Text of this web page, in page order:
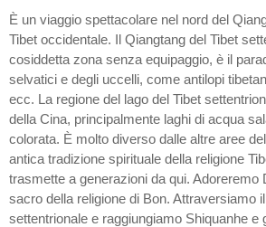
È un viaggio spettacolare nel nord del
Tibet occidentale. Il Qiangtang del Tibet
cosiddetta zona senza equipaggio, è il
selvatici e degli uccelli, come antilopi
ecc. La regione del lago del Tibet
della Cina, principalmente laghi di acqua
colorata. È molto diverso dalle altre aree
antica tradizione spirituale della religione
trasmette a generazioni da qui. Adoreremo
sacro della religione di Bon. Attraversiamo
settentrionale e raggiungiamo Shiquanhe e